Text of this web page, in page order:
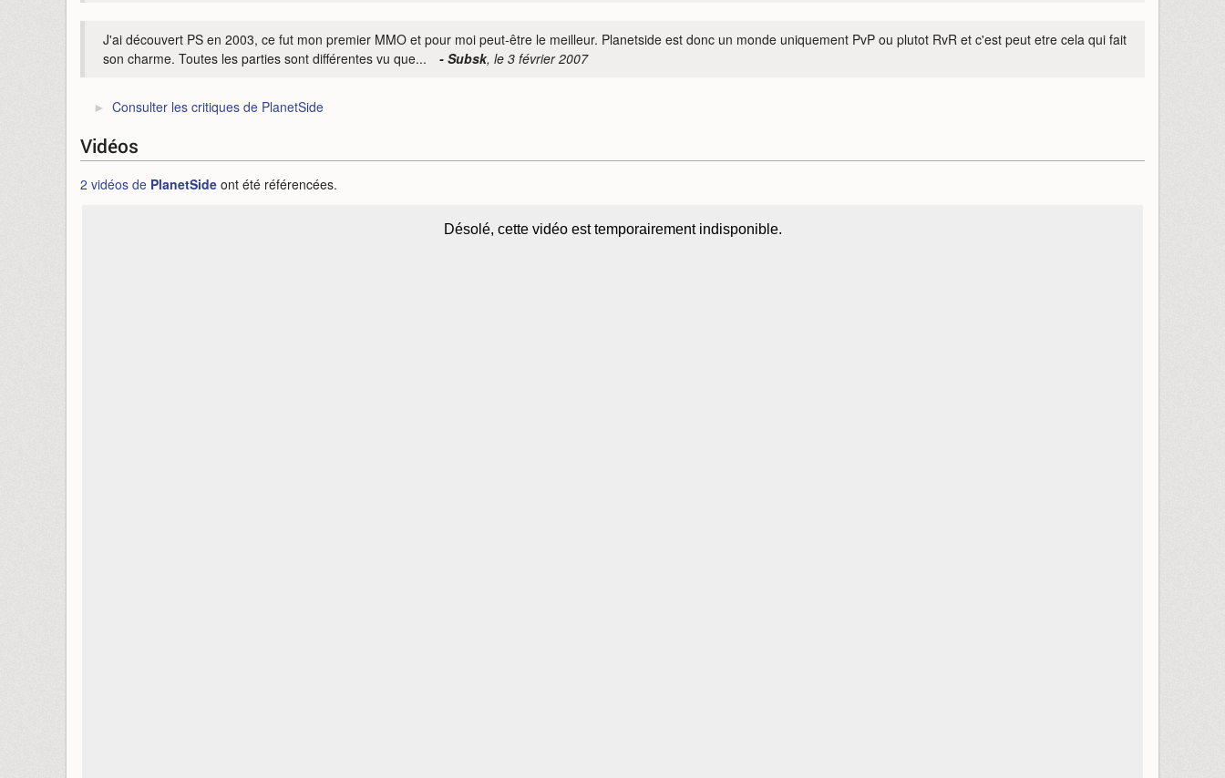
J'ai découvert PS en 2003, ce fut mon premier MMO et pour moi peut-être le meilleur. Planetside est donc un monde uniquement PvP ou plutot RvR et c'est peut etre cela qui fait
son charme. Toutes les parties sont différentes vu que...
- Subsk, le 3 février 2007
Consulter les critiques de PlanetSide
Vidéos
2 vidéos de PlanetSide ont été référencées.